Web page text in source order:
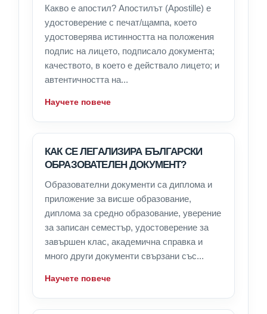
Какво е апостил? Апостилът (Apostille) е
удостоверение с печат/щампа, което
удостоверява истинността на положения
подпис на лицето, подписало документа;
качеството, в което е действало лицето; и
автентичността на...
Научете повече
КАК СЕ ЛЕГАЛИЗИРА БЪЛГАРСКИ
ОБРАЗОВАТЕЛЕН ДОКУМЕНТ?
Образователни документи са диплома и
приложение за висше образование,
диплома за средно образование, уверение
за записан семестър, удостоверение за
завършен клас, академична справка и
много други документи свързани със...
Научете повече